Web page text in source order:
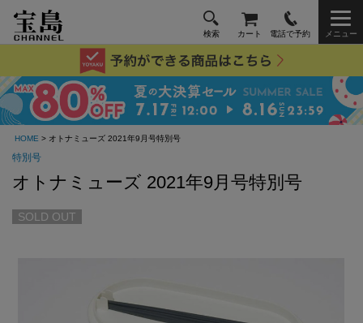
検索 カート 電話で予約 メニュー
HOME > オトナミューズ 2021年9月号特別号
特別号
オトナミューズ 2021年9月号特別号
SOLD OUT